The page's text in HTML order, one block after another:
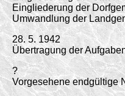
Eingliederung der
Umwandlung der
28. 5. 1942
Übertragung der
?
Vorgesehene endgültige